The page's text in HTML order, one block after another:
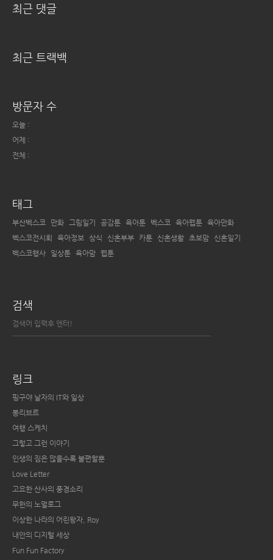
최근 댓글
최근 트랙백
방문자 수
오늘 :
어제 :
전체 :
태그
부산벡스코 만화 그림일기 공감툰 육아툰 벡스코 육아웹툰 육아만화
벡스코전시회
육아정보 상식 신혼부부 카툰 신혼생활 초보맘 신혼일기
벡스코행사
일상툰 육아맘 웹툰
검색
링크
핑구야 날자의 IT와 일상
봉리브르
여행 스케치
그렇고 그런 이야기
인생의 짐은 많을수록 불편할뿐
Love Letter
고요한 산사의 풍경소리
무한의 노멀로그
이상한 나라의 어린왕자, Roy
내안의 디지털 세상
Fun Fun Factory